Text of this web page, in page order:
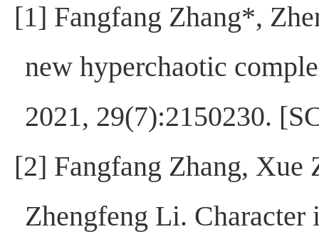
[1] Fangfang Zhang*,
new hyperchaotic
2021, 29(7):2150230.
[2] Fangfang Zhang, Xue
Zhengfeng Li.